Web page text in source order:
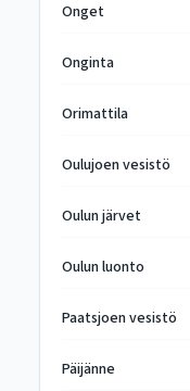
Onget
Onginta
Orimattila
Oulujoen vesistö
Oulun järvet
Oulun luonto
Paatsjoen vesistö
Päijänne